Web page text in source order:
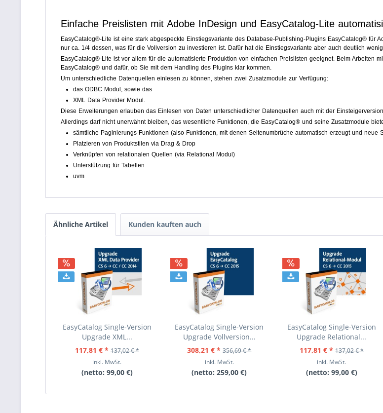
Einfache Preislisten mit Adobe InDesign und EasyCatalog-Lite
EasyCatalog®-Lite ist eine stark abgespeckte Einstiegsvariante des Database-Publishing-Plugins EasyCatalog® für
nur ca. 1/4 dessen, was für die Vollversion zu investieren ist. Dafür hat die Einstiegsvariante aber auch deutlich
EasyCatalog®-Lite ist vor allem für die automatisierte Produktion von einfachen Preislisten geeignet. Beim Arbeiten
EasyCatalog® und dafür, ob Sie mit dem Handling des PlugIns klar kommen.
Um unterschiedliche Datenquellen einlesen zu können, stehen zwei Zusatzmodule zur Verfügung:
das ODBC Modul, sowie das
XML Data Provider Modul.
Diese Erweiterungen erlauben das Einlesen von Daten unterschiedlicher Datenquellen auch mit der
Allerdings darf nicht unerwähnt bleiben, das wesentliche Funktionen, die EasyCatalog® und seine Zusatzmodule
sämtliche Paginierungs-Funktionen (also Funktionen, mit denen Seitenumbrüche automatisch erzeugt und neue
Platzieren von Produktstilen via Drag & Drop
Verknüpfen von relationalen Quellen (via Relational Modul)
Unterstützung für Tabellen
uvm
Ähnliche Artikel Kunden kauften auch
EasyCatalog Single-Version
Upgrade XML...
117,81 € * 137,02 € *
inkl. MwSt.
(netto: 99,00 €)
EasyCatalog Single-Version
Upgrade Vollversion...
308,21 € * 356,69 € *
inkl. MwSt.
(netto:259,00 €)
EasyCatalog Single-Version
Upgrade Relational...
117,81 € * 137,02 € *
inkl. MwSt.
(netto: 99,00 €)